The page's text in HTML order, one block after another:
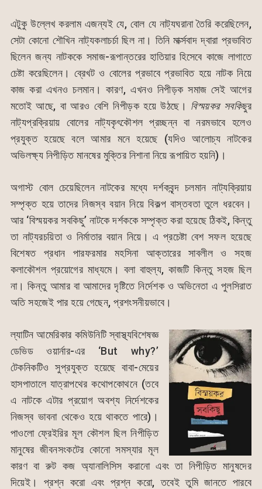
এটুকু উল্লেখ করলাম এজন্যই যে, বোল যে নাট্যঘরানা তৈরি করেছিলেন,
সেটা কোনো শৌখিন নাট্যকলাচর্চা ছিল না। তিনি মার্ক্সবাদ দ্বারা প্রভাবিত
ছিলেন জন্য নাটককে সমাজ-রূপান্তরের হাতিয়ার হিসেবে কাজে লাগাতে
চেষ্টা করেছিলেন। ব্রেখট ও বোলের প্রভাবে প্রভাবিত হয়ে নাটক নিয়ে
কাজ করা এখনও চলমান। কারণ, এখনও নিপীড়ক সমাজ সেই আগের
মতোই আছে, বা আরও বেশি নিপীড়ক হয়ে উঠছে। বিস্ময়কর সবকিছুর
নাট্যপ্রক্রিয়ায় বোলের নাট্যকৃৎকৌশল প্রচ্ছন্ন বা নরমভাবে হলেও
প্রযুক্ত হয়েছে বলে আমার মনে হয়েছে (যদিও আলোচ্য নাটকের
অভিলক্ষ্য নিপীড়িত মানষের মুক্তির নিশানা নিয়ে রূপায়িত হয়নি)।
অগাস্ট বোল চেয়েছিলেন নাটকের মধ্যে দর্শকবৃন্দ চলমান নাট্যক্রিয়ায়
সম্পৃক্ত হয়ে তাদের নিজস্ব বয়ান নিয়ে বিকল্প বাস্তবতা তুলে ধরবেন।
আর ‘বিস্ময়কর সবকিছু’ নাটকে দর্শককে সম্পৃক্ত করা হয়েছে ঠিকই, কিন্তু
তা নাট্যরচয়িতা ও নির্মাতার বয়ান নিয়ে। এ প্রচেষ্টা বেশ সফল হয়েছে
বিশেষত প্রধান পারফরমার মহসিনা আক্তারের সাবলীল ও সহজ
কলাকৌশল প্রয়োগের মাধ্যমে। বলা বাহুল্য, কাজটি কিন্তু সহজ ছিল
না। কিন্তু আমার বা আমাদের দৃষ্টিতে নির্দেশক ও অভিনেতা এ পুলসিরাত
অতি সহজেই পার হয়ে গেছেন, প্রশংসনীয়ভাবে।
ল্যাটিন আমেরিকার কমিউনিটি স্বাস্থ্যবিশেষজ্ঞ
ডেভিড ওয়ার্নার-এর ‘But why?’
টেকনিকটিও সুপ্রযুক্ত হয়েছে বাবা-মেয়ের
হাসপাতালে যাত্রাপথের কথোপকোথনে (তবে
এ নাটকে এটার প্রয়োগ অবশ্য নির্দেশকের
নিজস্ব ভাবনা থেকেও হয়ে থাকতে পারে)।
পাওলো ফ্রেইরির মূল কৌশল ছিল নিপীড়িত
মানুষের জীবনসংকটের কোনো সমস্যার মূল
কারণ বা রুট কজ অ্যানালিসিস করানো এবং তা নিপীড়িত মানুষদের
দিয়েই। প্রশ্ন করো এবং প্রশ্ন করো, তবেই তুমি জানতে পারবে